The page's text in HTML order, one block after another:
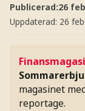
Publicerad:26
Uppdaterad: 26
magasinet
reportage.